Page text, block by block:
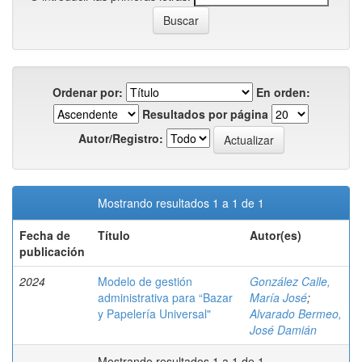
Ordenar por:
En orden:
Resultados por página
Autor/Registro:
Mostrando resultados 1 a 1 de 1
Fecha de
publicación
Título Autor(es)
2024
Modelo de gestión
administrativa para “Bazar
y Papelería Universal"
González Calle,
María José;
Alvarado Bermeo,
José Damián